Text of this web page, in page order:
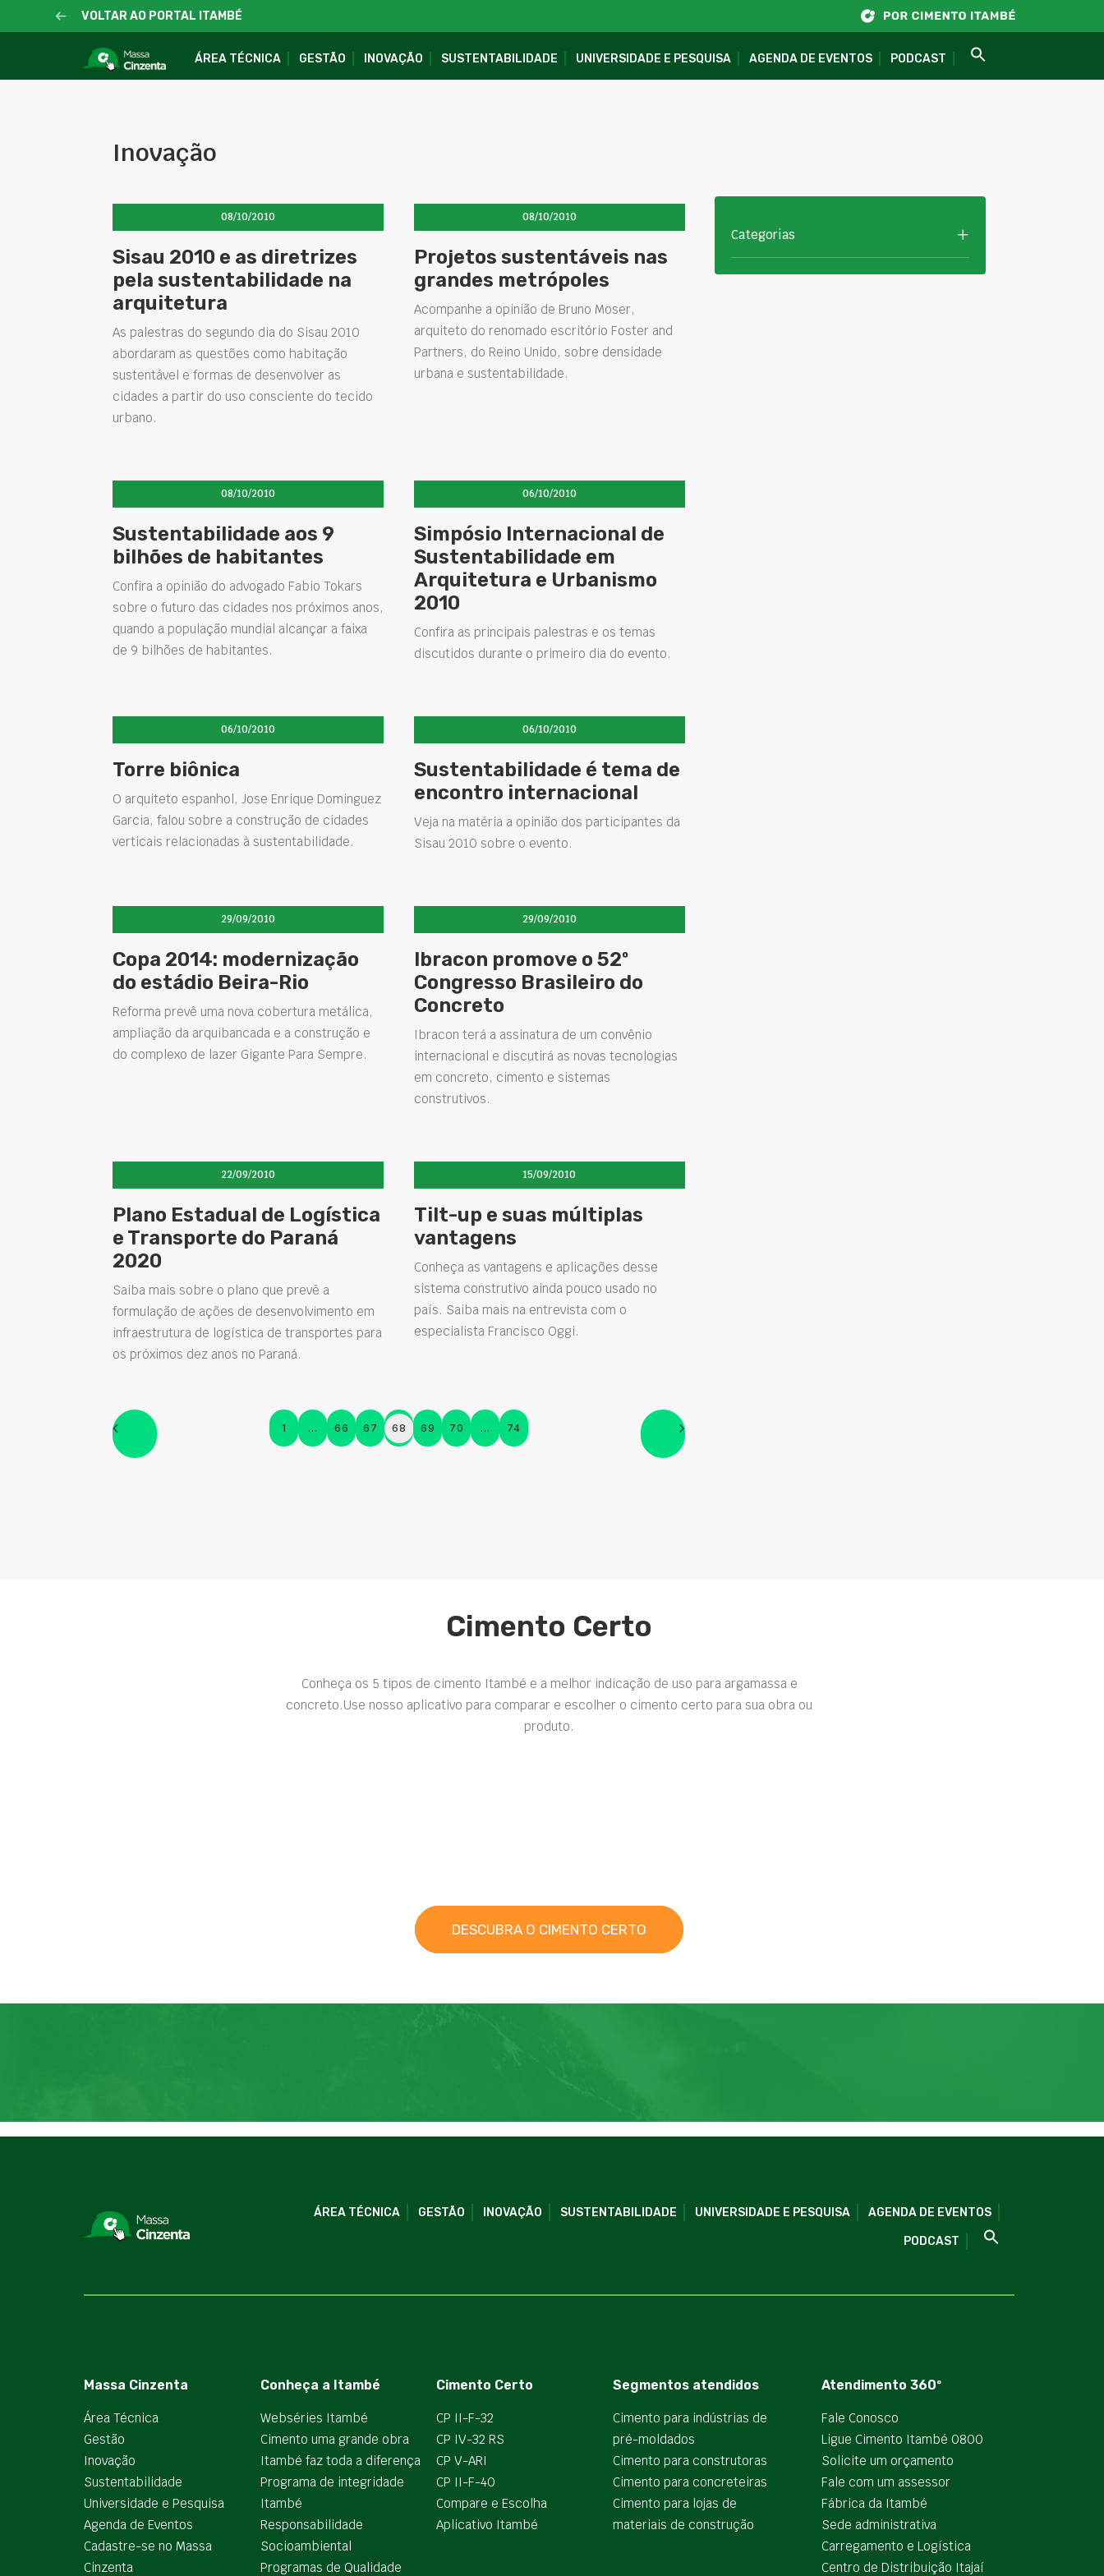
VOLTAR AO PORTAL ITAMBÉ
ÁREA TÉCNICA GESTÃO INOVAÇÃO SUSTENTABILIDADE UNIVERSIDADE E PESQUISA AGENDA DE EVENTOS PODCAST
Inovação
08/10/2010
Sisau 2010 e as diretrizes
pela sustentabilidade na
arquitetura
As palestras do segundo dia do Sisau 2010
abordaram as questões como habitação
sustentável e formas de desenvolver as
cidades a partir do uso consciente do tecido
urbano.
08/10/2010
Projetos sustentáveis nas
grandes metrópoles
Acompanhe a opinião de Bruno Moser,
arquiteto do renomado escritório Foster and
Partners, do Reino Unido, sobre densidade
urbana e sustentabilidade.
08/10/2010
Sustentabilidade aos 9
bilhões de habitantes
Confira a opinião do advogado Fabio Tokars
sobre o futuro das cidades nos próximos anos,
quando a população mundial alcançar a faixa
de 9 bilhões de habitantes.
06/10/2010
Simpósio Internacional de
Sustentabilidade em
Arquitetura e Urbanismo
2010
Confira as principais palestras e os temas
discutidos durante o primeiro dia do evento.
06/10/2010
Torre biônica
O arquiteto espanhol, Jose Enrique Dominguez
Garcia, falou sobre a construção de cidades
verticais relacionadas à sustentabilidade.
06/10/2010
Sustentabilidade é tema de
encontro internacional
Veja na matéria a opinião dos participantes da
Sisau 2010 sobre o evento.
29/09/2010
Copa 2014: modernização
do estádio Beira-Rio
Reforma prevê uma nova cobertura metálica,
ampliação da arquibancada e a construção e
do complexo de lazer Gigante Para Sempre.
29/09/2010
Ibracon promove o 52º
Congresso Brasileiro do
Concreto
Ibracon terá a assinatura de um convênio
internacional e discutirá as novas tecnologias
em concreto, cimento e sistemas
construtivos.
22/09/2010
Plano Estadual de Logística
e Transporte do Paraná
2020
Saiba mais sobre o plano que prevê a
formulação de ações de desenvolvimento em
infraestrutura de logística de transportes para
os próximos dez anos no Paraná.
15/09/2010
Tilt-up e suas múltiplas
vantagens
Conheça as vantagens e aplicações desse
sistema construtivo ainda pouco usado no
país. Saiba mais na entrevista com o
especialista Francisco Oggi.
1 … 66 67 68 69 70 … 74
Categorias
Cimento Certo
Conheça os 5 tipos de cimento Itambé e a melhor indicação de uso para argamassa e
concreto.Use nosso aplicativo para comparar e escolher o cimento certo para sua obra ou
produto.
DESCUBRA O CIMENTO CERTO
ÁREA TÉCNICA GESTÃO INOVAÇÃO SUSTENTABILIDADE UNIVERSIDADE E PESQUISA AGENDA DE EVENTOS
PODCAST
Massa Cinzenta
Área Técnica
Gestão
Inovação
Sustentabilidade
Universidade e Pesquisa
Agenda de Eventos
Cadastre-se no Massa
Cinzenta
Conheça a Itambé
Webséries Itambé
Cimento uma grande obra
Itambé faz toda a diferença
Programa de integridade
Itambé
Responsabilidade
Socioambiental
Programas de Qualidade
Cimento Certo
CP II-F-32
CP IV-32 RS
CP V-ARI
CP II-F-40
Compare e Escolha
Aplicativo Itambé
Segmentos atendidos
Cimento para indústrias de
pré-moldados
Cimento para construtoras
Cimento para concreteiras
Cimento para lojas de
materiais de construção
Atendimento 360º
Fale Conosco
Ligue Cimento Itambé 0800
Solicite um orçamento
Fale com um assessor
Fábrica da Itambé
Sede administrativa
Carregamento e Logística
Centro de Distribuição Itajaí